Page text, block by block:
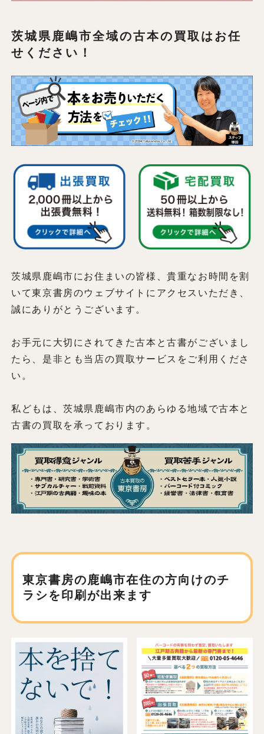
茨城県鹿嶋市全域の古本の買取はお任
せください！
茨城県鹿嶋市にお住まいの皆様、貴重なお時間を割
いて東京書房のウェブサイトにアクセスいただき、
誠にありがとうございます。
お手元に大切にされてきた古本と古書がございまし
たら、是非とも当店の買取サービスをご利用くださ
い。
私どもは、茨城県鹿嶋市内のあらゆる地域で古本と
古書の買取を承っております。
東京書房の鹿嶋市在住の方向けのチ
ラシを印刷が出来ます